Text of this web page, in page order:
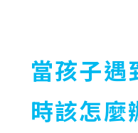
當孩子遇
時該怎麼